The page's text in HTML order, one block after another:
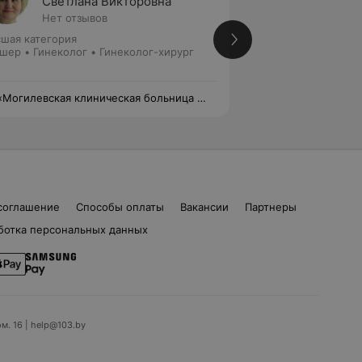
Нет отзывов
категория
• Гинеколог • Гинеколог-хирург
клиническая больница №
Способы оплаты Вакансии
Партнеры
персональных данных
16 | help@103.by